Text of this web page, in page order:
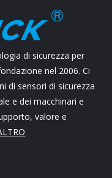
di sicurezza per
nel 2006. Ci
di sensori di sicurezza
e dei macchinari e
valore e